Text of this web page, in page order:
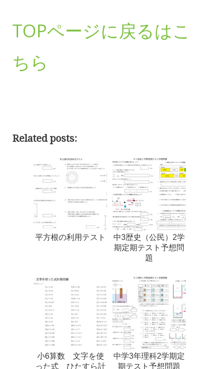
TOPページに戻るはこ
ちら
Related posts:
平方根の利用テスト
中3歴史（公民）2学
期定期テスト予想問
題
小6算数 文字を使
った式 ひたすら計
中学3年理科2学期定
期テスト予想問題